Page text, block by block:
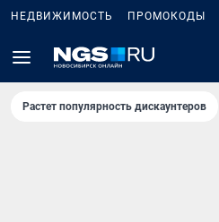
НЕДВИЖИМОСТЬ ПРОМОКОДЫ
Растет популярность дискаунтеров